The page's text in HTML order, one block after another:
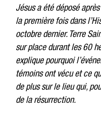
Jésus a été déposé
la première fois dans
octobre dernier. Terre
sur place durant les 60
explique pourquoi
témoins ont vécu et ce
de plus sur le lieu qui,
de la résurrection.